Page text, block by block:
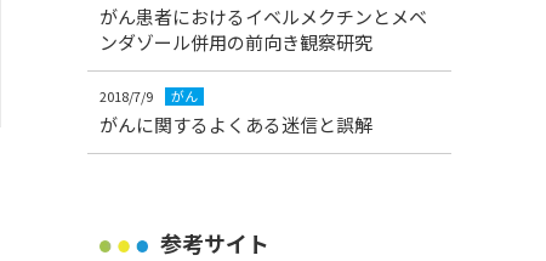
がん患者におけるイベルメクチンとメベ
ンダゾール併用の前向き観察研究
2018/7/9 がん
がんに関するよくある迷信と誤解
参考サイト